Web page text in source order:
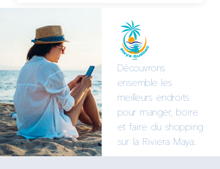
Découvrons
ensemble les
meilleurs endroits
pour manger, boire
et faire du shopping
sur la Riviera Maya..